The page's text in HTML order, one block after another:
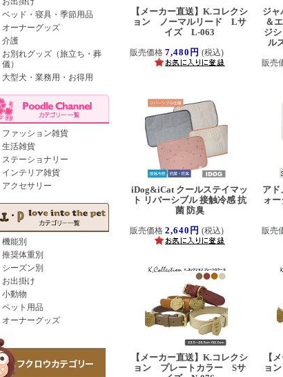
ベッド・寝具・季節用品
オーナーグッズ
介護
お別れグッズ（旅立ち・葬
儀）
大型犬・業務用・お得用
ファッション雑貨
生活雑貨
ステーショナリー
インテリア雑貨
アクセサリー
機能別
推奨体重別
シーズン別
お出掛け
小動物
ペット用品
オーナーグッズ
【メーカー直送】K.コレクシ
ョン ノーマルリード Lサ
イズ L-063
販売価格 7,480円 (税込)
ジャ
＆
ジ
ル
販売
iDog&iCat クールステイマッ
ト リバーシブル 接触冷感 抗
菌 防臭
販売価格 2,640円 (税込)
アド
ォ
販売
【メーカー直送】K.コレクシ
ョン プレートカラー Sサ
【
ョ